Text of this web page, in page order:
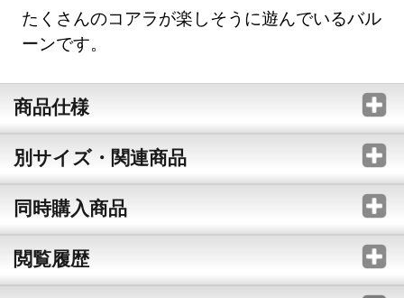
たくさんのコアラが楽しそうに遊んでいるバル
ーンです。
商品仕様
別サイズ・関連商品
同時購入商品
閲覧履歴